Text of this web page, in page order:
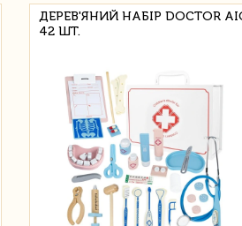
ДЕРЕВ'ЯНИЙ НАБІР DOCTOR
42 ШТ.